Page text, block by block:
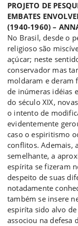
PROJETO DE
EMBATES
(1940-1960) –
No Brasil, desde o
religioso são
açúcar; neste
conservador mas
moldaram e deram
de inúmeras idéias
do século XIX,
o intento de
evidentemente
caso o espiritismo
conflitos. Ademais,
semelhante, a
espírita se fizeram
despeito de suas
notadamente
também se insere
espiríta sido alvo
associou na defesa